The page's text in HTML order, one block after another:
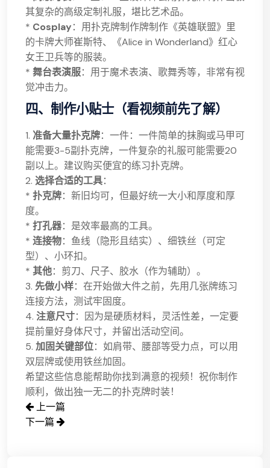
其复杂的高级定制礼服，堪比艺术品。
* Cosplay：用扑克牌制作牌制作《英雄联盟》里
的卡牌大师崔斯特、《Alice in Wonderland》红心
女王卫兵等的服装。
* 舞台表演服：用于魔术表演、歌舞秀等，非常有视
觉冲击力。
四、制作小贴士（看视频前先了解）
1. 准备大量扑克牌：一件：一件简单的抹胸或马甲可
能需要3-5副扑克牌，一件复杂的礼服可能需要20
副以上。建议购买便宜的练习扑克牌。
2. 选择合适的工具：
* 扑克牌：新旧均可，但最好统一大小和厚度和厚
度。
* 打孔器：是效率最高的工具。
* 连接物：鱼线（隐形且结实）、细铁丝（可定
型）、小环扣。
* 其他：剪刀、尺子、胶水（作为辅助）。
3. 先做小样：在开始做大件之前，先用几张牌练习
连接方法，测试牢固度。
4. 注意尺寸：因为是硬质材料，灵活性差，一定要
提前量好身体尺寸，并留出活动空间。
5. 加固关键部位：如肩带、腰部等受力点，可以用
双层牌或使用铁丝加固。
希望这些信息能帮助你找到满意的视频！祝你制作
顺利，做出独一无二的扑克牌时装！
上一篇
下一篇